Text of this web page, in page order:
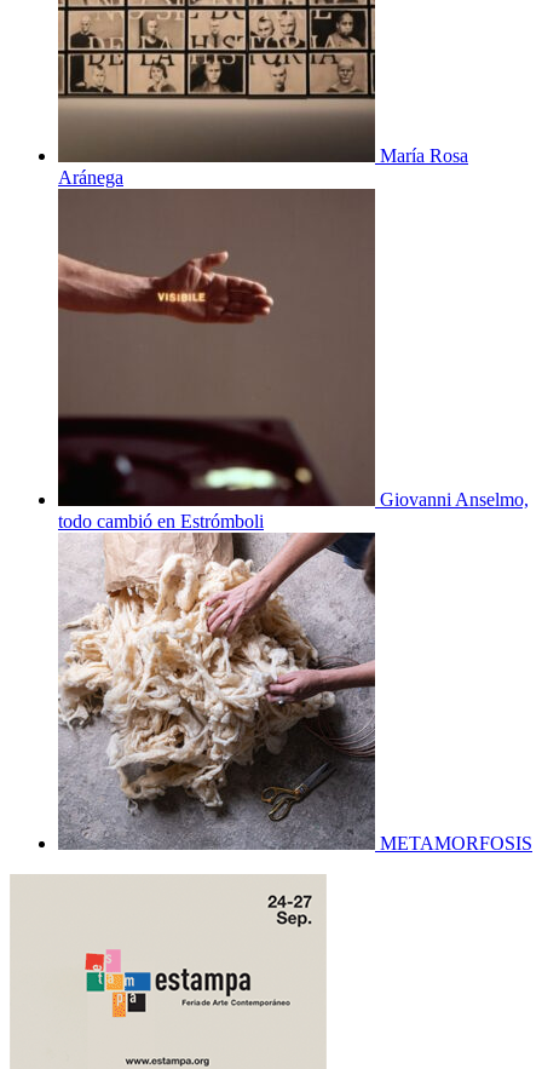
María Rosa
Aránega
Giovanni Anselmo,
todo cambió en Estrómboli
METAMORFOSIS